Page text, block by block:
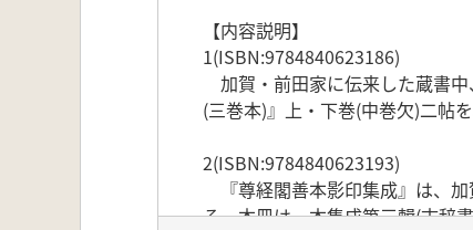
【内容説明】
1(ISBN:9784840623186)
加賀・前田家に伝来した蔵書
(三巻本)』上・下巻(中巻欠)二帖
2(ISBN:9784840623193)
『尊経閣善本影印集成』は、
る。本冊は、本集成第三輯(古辞